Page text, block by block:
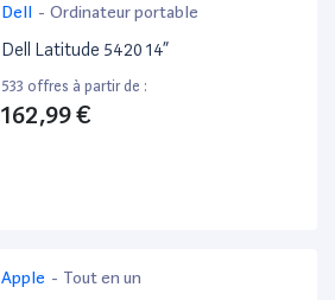
Dell - Ordinateur portable
Dell Latitude 5420 14”
533 offres à partir de :
162,99 €
Apple - Tout en un